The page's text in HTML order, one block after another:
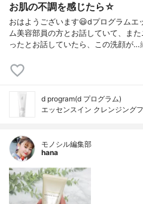
お肌の不調を感じたら☆
おはようございます😃dプログラムエ
ム美容部員の方とお話していて、ま
ったとお話していたら、この洗顔が…
d program(d プログラム)
エッセンスイン クレンジング
モノシル編集部
hana